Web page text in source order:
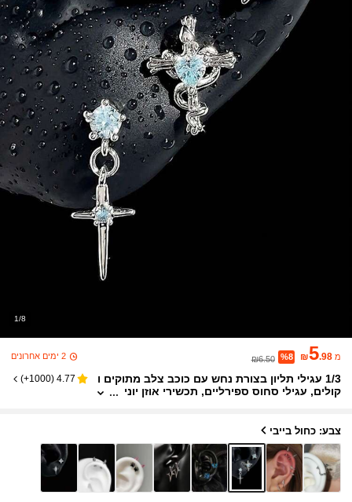
1/8
מ ₪5.98
%8
₪6.50 2 ימים אחרונים
1/3 עגילי תליון בצורת נחש עם כוכב צלב מתוקים ו
קולים, עגילי סחוס ספירליים, תכשירי אוזן יוני
4.77
(
1000+
)
צבע: כחול בייבי